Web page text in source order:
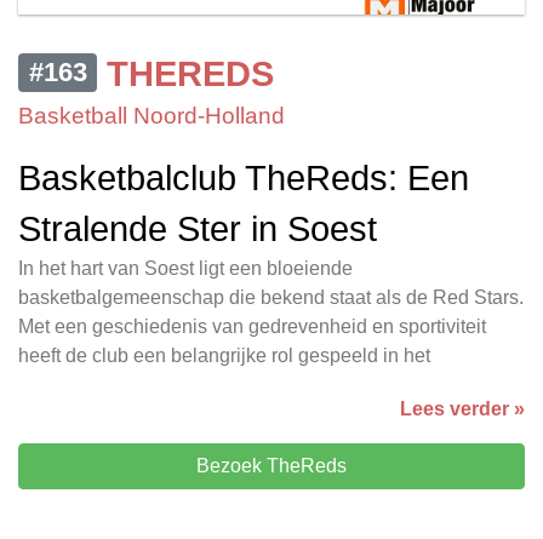
#163 THEREDS
Basketball Noord-Holland
Basketbalclub TheReds: Een
Stralende Ster in Soest
In het hart van Soest ligt een bloeiende
basketbalgemeenschap die bekend staat als de Red Stars.
Met een geschiedenis van gedrevenheid en sportiviteit
heeft de club een belangrijke rol gespeeld in het
Lees verder »
Bezoek TheReds